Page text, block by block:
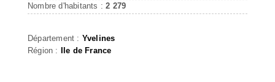
Nombre d'habitants :2 279
Département : Yvelines
Région : Ile de France